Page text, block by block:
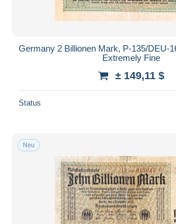
Germany 2 Billionen Mark, P-135/DEU-
Extremely Fine
± 149,11 $
Status
Neu